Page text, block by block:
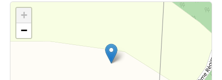
Cliquez sur le bouton pour afficher la carte.
+
−